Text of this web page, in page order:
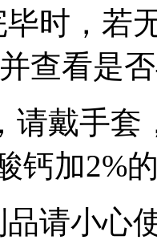
时，若
查看是
请戴手
钙加2%
请小心